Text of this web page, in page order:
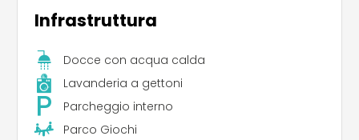
Infrastruttura
Docce con acqua calda
Lavanderia a gettoni
Parcheggio interno
Parco Giochi